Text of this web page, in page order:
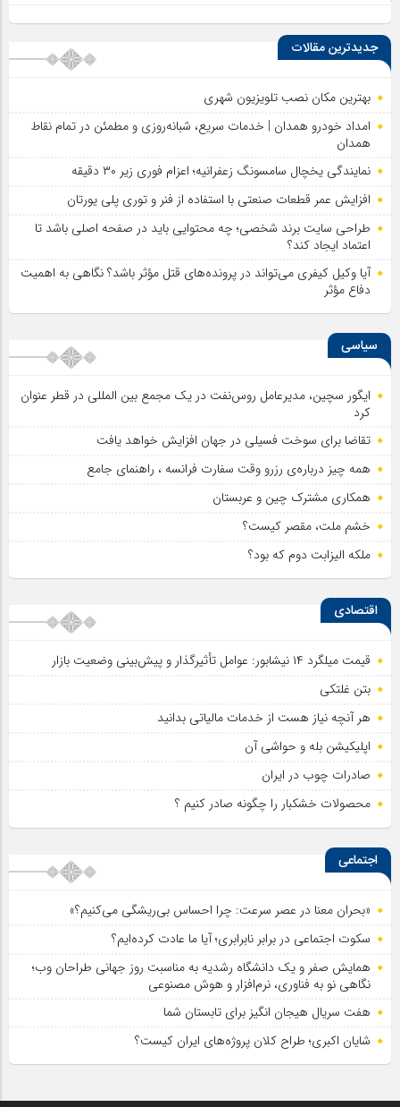
جدیدترین مقالات
بهترین مکان نصب تلویزیون شهری
امداد خودرو همدان | خدمات سریع، شبانه‌روزی و مطمئن در تمام نقاط
همدان
نمایندگی یخچال سامسونگ زعفرانیه؛ اعزام فوری زیر ۳۰ دقیقه
افزایش عمر قطعات صنعتی با استفاده از فنر و توری پلی یورتان
طراحی سایت برند شخصی؛ چه محتوایی باید در صفحه اصلی باشد تا
اعتماد ایجاد کند؟
آیا وکیل کیفری می‌تواند در پرونده‌های قتل مؤثر باشد؟ نگاهی به اهمیت
دفاع مؤثر
سیاسی
ایگور سچین، مدیرعامل روس‌نفت در یک مجمع بین المللی در قطر عنوان
کرد
تقاضا برای سوخت فسیلی در جهان افزایش خواهد یافت
همه چیز درباره‌ی رزرو وقت سفارت فرانسه ، راهنمای جامع
همکاری مشترک چین و عربستان
خشم ملت، مقصر کیست؟
ملکه الیزابت دوم که بود؟
اقتصادی
قیمت میلگرد ۱۴ نیشابور: عوامل تأثیرگذار و پیش‌بینی وضعیت بازار
بتن غلتکی
هر آنچه نیاز هست از خدمات مالیاتی بدانید
اپلیکیشن بله و حواشی آن
صادرات چوب در ایران
محصولات خشکبار را چگونه صادر کنیم ؟
اجتماعی
«بحران معنا در عصر سرعت: چرا احساس بی‌ریشگی می‌کنیم؟»
سکوت اجتماعی در برابر نابرابری؛ آیا ما عادت کرده‌ایم؟
همایش صفر و یک دانشگاه رشدیه به مناسبت روز جهانی طراحان وب؛
نگاهی نو به فناوری، نرم‌افزار و هوش مصنوعی
هفت سریال هیجان انگیز برای تابستان شما
شایان اکبری؛ طراح کلان پروژه‌های ایران کیست؟